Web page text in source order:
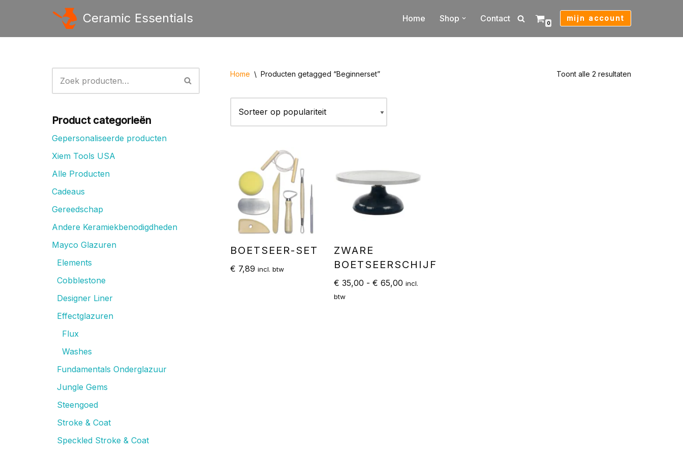
naar
Ceramic Essentials Home Shop Contact 0
mijn account
Product categorieën
Gepersonaliseerde producten
Xiem Tools USA
Alle Producten
Cadeaus
Gereedschap
Andere Keramiekbenodigdheden
Mayco Glazuren
Elements
Cobblestone
Designer Liner
Effectglazuren
Flux
Washes
Fundamentals Onderglazuur
Jungle Gems
Steengoed
Stroke & Coat
Speckled Stroke & Coat
Home \ Producten getagged “Beginnerset” Toont alle 2 resultaten
BOETSEER-SET
€ 7,89 incl. btw
ZWARE
BOETSEERSCHIJF
€ 35,00 - € 65,00 incl.
btw